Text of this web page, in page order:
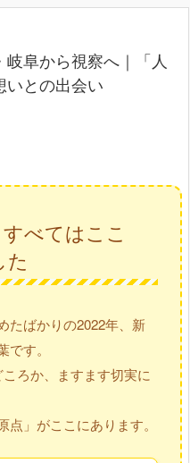
岐阜から視察へ｜「人
いとの出会い
べてはここ
た
たばかりの2022年、新
す。
ろか、ますます切実に
」がここにあります。